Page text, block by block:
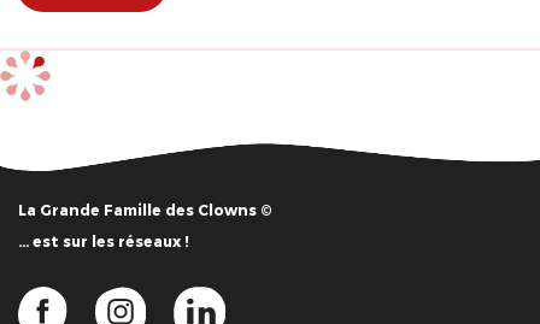
La Grande Famille des Clowns ©
… est sur les réseaux !